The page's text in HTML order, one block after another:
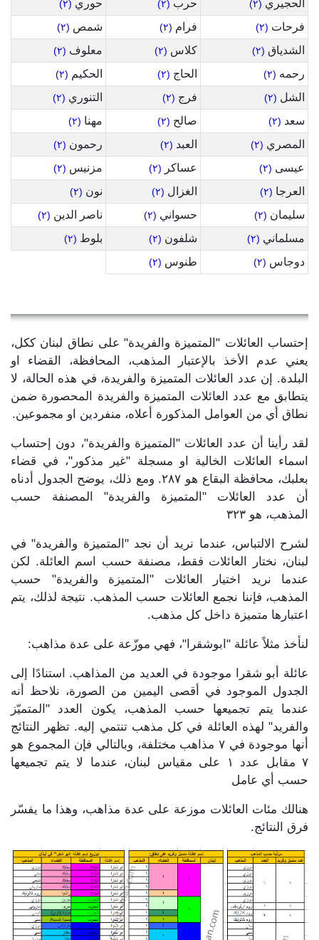
الحجيري (٢) حرب (٢) حوري (٢)
فرحات (٢) فرام (٢) شمص (٢)
الشدياق (٢) كلاس (٢) معلوف (٢)
رحمه (٢) الحاج (٢) الحكيم (٢)
الشل (٢) فرج (٢) التنوري (٢)
سعد (٢) صالح (٢) مهنا (٢)
المصري (٢) العبد (٢) رحمون (٢)
عيسى (٢) عساكر (٢) مزنيس (٢)
العرجا (٢) الغزال (٢) نون (٢)
سليمان (٢) حسواني (٢) ناصر الدين (٢)
مسلماني (٢) شلفون (٢) بلوط (٢)
دوجاس (٢) طنوس (٢)
إحتساب العائلات "المتميزة والفريدة" على نطاق لبنان ككل،
يعني عدم الأخذ بالإعتبار المذهب، المحافظة، القضاء او
البلدة. إن عدد العائلات المتميزة والفريدة، في هذه الحالة، لا
يتطابق مع عدد العائلات المتميزة والفريدة المحصورة ضمن
نطاق أي من العوامل المذكورة أعلاه، منفردين او مجموعين.
لقد رأينا أن عدد العائلات "المتميزة والفريدة"، دون إحتساب
اسماء العائلات الخالية او مسجلة "غير مذكور"، في قضاء
بعلبك، محافظة البقاع هو ٢٨٧. ومع ذلك، يوضح الجدول أدناه
أن عدد العائلات "المتميزة والفريدة" المصنفة حسب
المذهب، هو ٣٢٣
لشرح الالتباس، عندما نريد أن نجد "المتميزة والفريدة" في
لبنان، نختار العائلات فقط، مصنفة حسب اسم العائلة. لكن
عندما نريد اختيار العائلات "المتميزة والفريدة" حسب
المذهب، فإننا نجمع العائلات حسب المذهب. نتيجة لذلك، يتم
اعتبارها متميزة داخل كل مذهب.
لنأخذ مثلاً عائلة "ابوشقرا"، فهي موزّعة على عدة مذاهب:
عائلة أبو شقرا موجودة في العديد من المذاهب. استنادًا إلى
الجدول الموجود في أقصى اليمين من الصورة، نلاحظ أنه
عندما يتم تجميعها حسب المذهب، يكون العدد "المتميّز
والفريد" لهذه العائلة في كل مذهب تنتمي إليه. تظهر النتائج
أنها موجودة في ٧ مذاهب مختلفة، وبالتالي فإن المجموع هو
٧ مقابل عدد ١ على مقياس لبنان، عندما لا يتم تجميعها
حسب أي عامل
هنالك مئات العائلات موزعة على عدة مذاهب، وهذا ما يفسّر
فرق النتائج.